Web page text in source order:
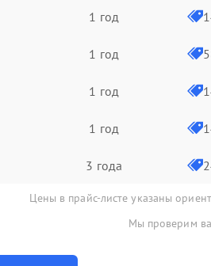
1 год
1 год
1 год
1 год
3 года
Цены в прайс-листе указаны
Мы проверим